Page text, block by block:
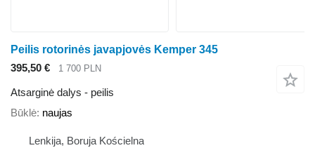
Peilis rotorinės javapjovės Kemper 345
395,50 €
1 700 PLN
Atsarginė dalys - peilis
Būklė naujas
Lenkija, Boruja Kościelna